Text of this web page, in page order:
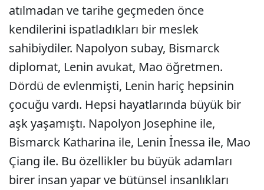
atılmadan ve tarihe geçmeden önce
kendilerini ispatladıkları bir meslek
sahibiydiler. Napolyon subay, Bismarck
diplomat, Lenin avukat, Mao öğretmen.
Dördü de evlenmişti, Lenin hariç hepsinin
çocuğu vardı. Hepsi hayatlarında büyük bir
aşk yaşamıştı. Napolyon Josephine ile,
Bismarck Katharina ile, Lenin İnessa ile, Mao
Çiang ile. Bu özellikler bu büyük adamları
birer insan yapar ve bütünsel insanlıkları